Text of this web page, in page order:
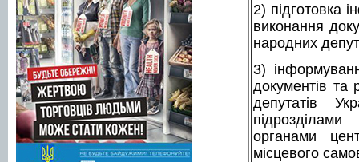
2) підготовка
виконання
народних
3)
документів та
депутатів
органами
місцевого